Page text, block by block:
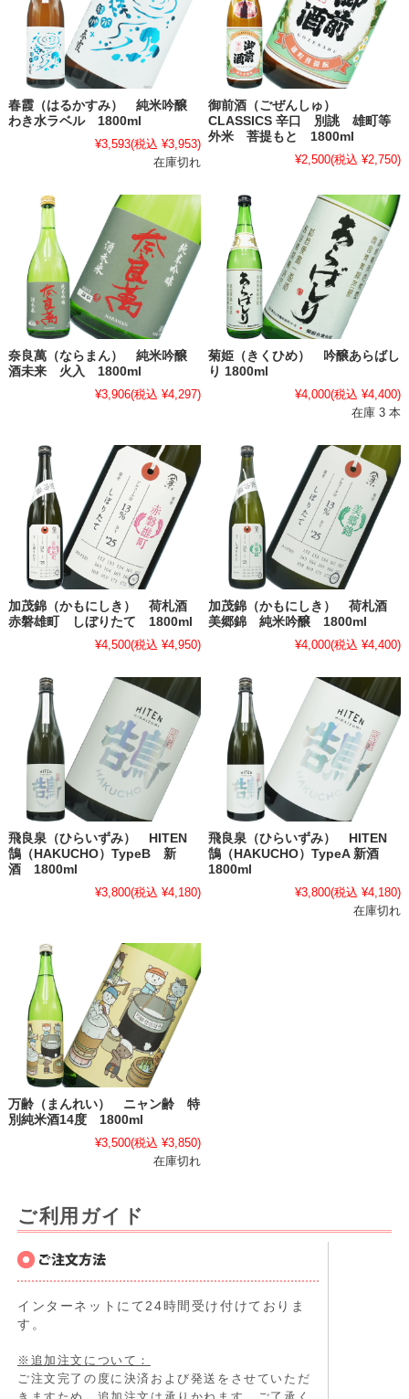
春霞（はるかすみ） 純米吟醸
わき水ラベル 1800ml
¥3,593(税込 ¥3,953)
在庫切れ
御前酒（ごぜんしゅ）
CLASSICS 辛口 別誂 雄町等
外米 菩提もと 1800ml
¥2,500(税込 ¥2,750)
奈良萬（ならまん） 純米吟醸
酒未来 火入 1800ml
¥3,906(税込 ¥4,297)
菊姫（きくひめ） 吟醸あらばし
り 1800ml
¥4,000(税込 ¥4,400)
在庫 3 本
加茂錦（かもにしき） 荷札酒
赤磐雄町 しぼりたて 1800ml
¥4,500(税込 ¥4,950)
加茂錦（かもにしき） 荷札酒
美郷錦 純米吟醸 1800ml
¥4,000(税込 ¥4,400)
飛良泉（ひらいずみ） HITEN
鵠（HAKUCHO）TypeB 新
酒 1800ml
¥3,800(税込 ¥4,180)
飛良泉（ひらいずみ） HITEN
鵠（HAKUCHO）TypeA 新酒
1800ml
¥3,800(税込 ¥4,180)
在庫切れ
万齢（まんれい） ニャン齢 特
別純米酒14度 1800ml
¥3,500(税込 ¥3,850)
在庫切れ
ご利用ガイド
インターネットにて24時間受け付けておりま
す。
※追加注文について：
ご注文完了の度に決済および発送をさせていただ